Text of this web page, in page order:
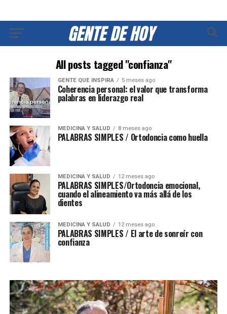
All posts tagged "confianza"
GENTE QUE INSPIRA 5 meses ago
Coherencia personal: el valor que transforma
palabras en liderazgo real
MEDICINA Y SALUD 8 meses ago
PALABRAS SIMPLES / Ortodoncia como huella
MEDICINA Y SALUD 12 meses ago
PALABRAS SIMPLES/Ortodoncia emocional,
cuando el alineamiento va más allá de los
dientes
MEDICINA Y SALUD 12 meses ago
PALABRAS SIMPLES / El arte de sonreír con
confianza